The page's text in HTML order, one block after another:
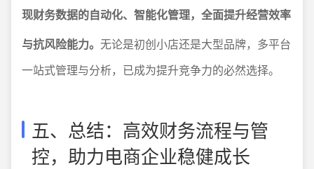
现财务数据的自动化、智能化管理，全面提升经营效率
与抗风险能力。 无论是初创小店还是大型品牌，多平台
一站式管理与分析，已成为提升竞争力的必然选择。
五、总结：高效财务流程与管
控，助力电商企业稳健成长